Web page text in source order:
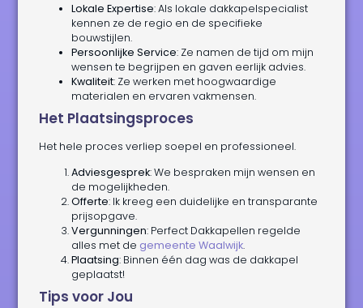
Lokale Expertise: Als lokale dakkapelspecialist
kennen ze de regio en de specifieke
bouwstijlen.
Persoonlijke Service: Ze namen de tijd om mijn
wensen te begrijpen en gaven eerlijk advies.
Kwaliteit: Ze werken met hoogwaardige
materialen en ervaren vakmensen.
Het Plaatsingsproces
Het hele proces verliep soepel en professioneel.
Adviesgesprek: We bespraken mijn wensen en
de mogelijkheden.
Offerte: Ik kreeg een duidelijke en transparante
prijsopgave.
Vergunningen: Perfect Dakkapellen regelde
alles met de gemeente Waalwijk.
Plaatsing: Binnen één dag was de dakkapel
geplaatst!
Tips voor Jou